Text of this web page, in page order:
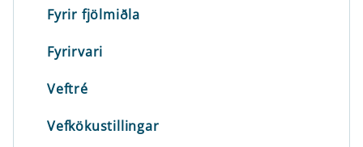
Fyrir fjölmiðla
Fyrirvari
Veftré
Vefkökustillingar